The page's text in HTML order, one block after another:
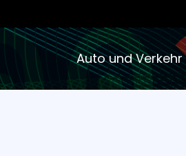
Auto und Verkehr